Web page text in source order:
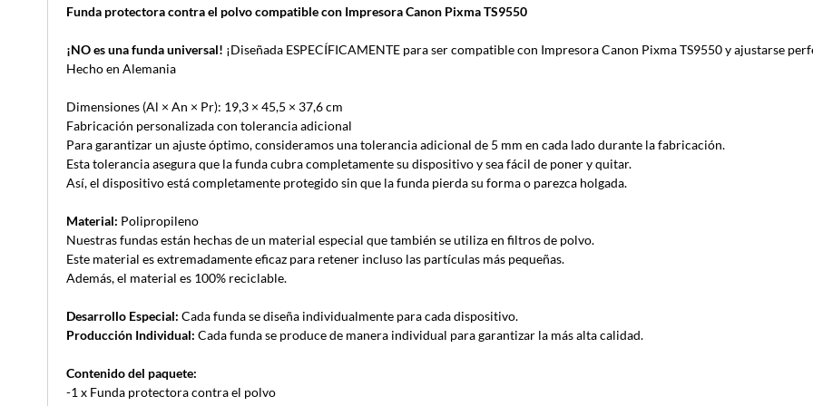
Funda protectora contra el polvo compatible con Impresora Canon Pixma TS9550
¡NO es una funda universal! ¡Diseñada ESPECÍFICAMENTE para ser compatible con Impresora Canon Pixma TS9550 y ajustarse
Hecho en Alemania
Dimensiones (Al × An × Pr): 19,3 × 45,5 × 37,6 cm
Fabricación personalizada con tolerancia adicional
Para garantizar un ajuste óptimo, consideramos una tolerancia adicional de 5 mm en cada lado durante la fabricación.
Esta tolerancia asegura que la funda cubra completamente su dispositivo y sea fácil de poner y quitar.
Así, el dispositivo está completamente protegido sin que la funda pierda su forma o parezca holgada.
Material: Polipropileno
Nuestras fundas están hechas de un material especial que también se utiliza en filtros de polvo.
Este material es extremadamente eficaz para retener incluso las partículas más pequeñas.
Además, el material es 100% reciclable.
Desarrollo Especial: Cada funda se diseña individualmente para cada dispositivo.
Producción Individual: Cada funda se produce de manera individual para garantizar la más alta calidad.
Contenido del paquete:
-1 x Funda protectora contra el polvo